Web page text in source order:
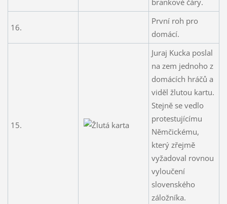
16.
První roh pro
domácí.
15.
Juraj Kucka poslal
na zem jednoho z
domácích hráčů a
viděl žlutou kartu.
Stejně se vedlo
protestujícímu
Němčickému,
který zřejmě
vyžadoval rovnou
vyloučení
slovenského
záložníka.